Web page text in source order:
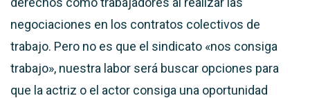
negociaciones en los contratos colectivos de
trabajo. Pero no es que el sindicato «nos consiga
trabajo», nuestra labor será buscar opciones para
que la actriz o el actor consiga una oportunidad